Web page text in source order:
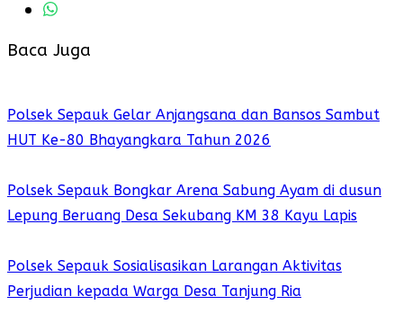
Baca Juga
Polsek Sepauk Gelar Anjangsana dan Bansos Sambut
HUT Ke-80 Bhayangkara Tahun 2026
Polsek Sepauk Bongkar Arena Sabung Ayam di dusun
Lepung Beruang Desa Sekubang KM 38 Kayu Lapis
Polsek Sepauk Sosialisasikan Larangan Aktivitas
Perjudian kepada Warga Desa Tanjung Ria